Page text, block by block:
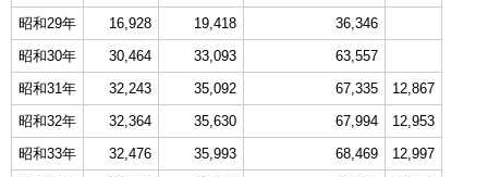
昭和29年
16,928 19,418
36,346
昭和30年
30,464 33,093
63,557
昭和31年
32,243 35,092 67,335
12,867
昭和32年
32,364 35,630 67,994
12,953
昭和33年
32,476 35,993 68,469
12,997